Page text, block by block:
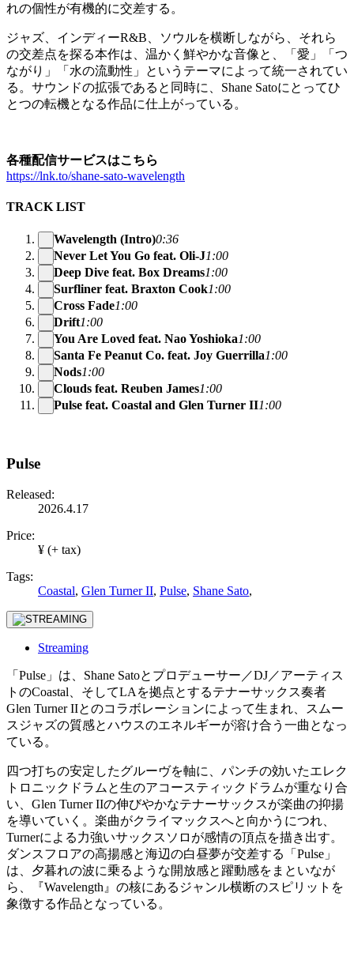
れの個性が有機的に交差する。
ジャズ、インディーR&B、ソウルを横断しながら、それら
の交差点を探る本作は、温かく鮮やかな音像と、「愛」「つ
ながり」「水の流動性」というテーマによって統一されてい
る。サウンドの拡張であると同時に、Shane Satoにとってひ
とつの転機となる作品に仕上がっている。
各種配信サービスはこちら
https://lnk.to/shane-sato-wavelength
TRACK LIST
Wavelength (Intro)0:36
Never Let You Go feat. Oli-J1:00
Deep Dive feat. Box Dreams1:00
Surfliner feat. Braxton Cook1:00
Cross Fade1:00
Drift1:00
You Are Loved feat. Nao Yoshioka1:00
Santa Fe Peanut Co. feat. Joy Guerrilla1:00
Nods1:00
Clouds feat. Reuben James1:00
Pulse feat. Coastal and Glen Turner II1:00
Pulse
Released:
2026.4.17
Price:
¥ (+ tax)
Tags:
Coastal, Glen Turner II, Pulse, Shane Sato,
Streaming
「Pulse」は、Shane Satoとプロデューサー／DJ／アーティス
トのCoastal、そしてLAを拠点とするテナーサックス奏者
Glen Turner IIとのコラボレーションによって生まれ、スムー
スジャズの質感とハウスのエネルギーが溶け合う一曲となっ
ている。
四つ打ちの安定したグルーヴを軸に、パンチの効いたエレク
トロニックドラムと生のアコースティックドラムが重なり合
い、Glen Turner IIの伸びやかなテナーサックスが楽曲の抑揚
を導いていく。楽曲がクライマックスへと向かうにつれ、
Turnerによる力強いサックスソロが感情の頂点を描き出す。
ダンスフロアの高揚感と海辺の白昼夢が交差する「Pulse」
は、夕暮れの波に乗るような開放感と躍動感をまといなが
ら、『Wavelength』の核にあるジャンル横断のスピリットを
象徴する作品となっている。